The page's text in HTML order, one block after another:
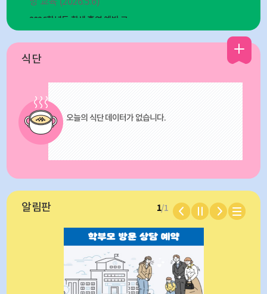
식단
오늘의 식단 데이터가 없습니다.
알림판 1/1